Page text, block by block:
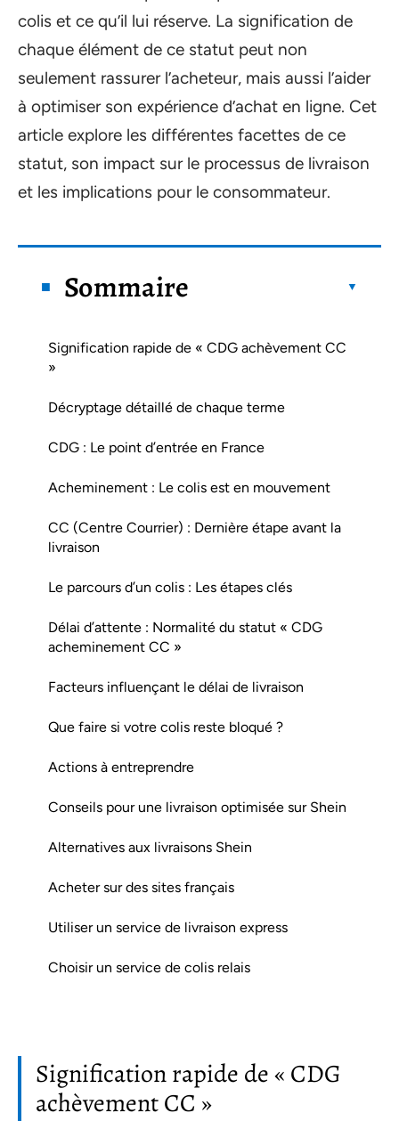
colis et ce qu’il lui réserve. La signification de
chaque élément de ce statut peut non
seulement rassurer l’acheteur, mais aussi l’aider
à optimiser son expérience d’achat en ligne. Cet
article explore les différentes facettes de ce
statut, son impact sur le processus de livraison
et les implications pour le consommateur.
Sommaire
Signification rapide de « CDG achèvement CC
»
Décryptage détaillé de chaque terme
CDG : Le point d’entrée en France
Acheminement : Le colis est en mouvement
CC (Centre Courrier) : Dernière étape avant la
livraison
Le parcours d’un colis : Les étapes clés
Délai d’attente : Normalité du statut « CDG
acheminement CC »
Facteurs influençant le délai de livraison
Que faire si votre colis reste bloqué ?
Actions à entreprendre
Conseils pour une livraison optimisée sur Shein
Alternatives aux livraisons Shein
Acheter sur des sites français
Utiliser un service de livraison express
Choisir un service de colis relais
Signification rapide de « CDG
achèvement CC »